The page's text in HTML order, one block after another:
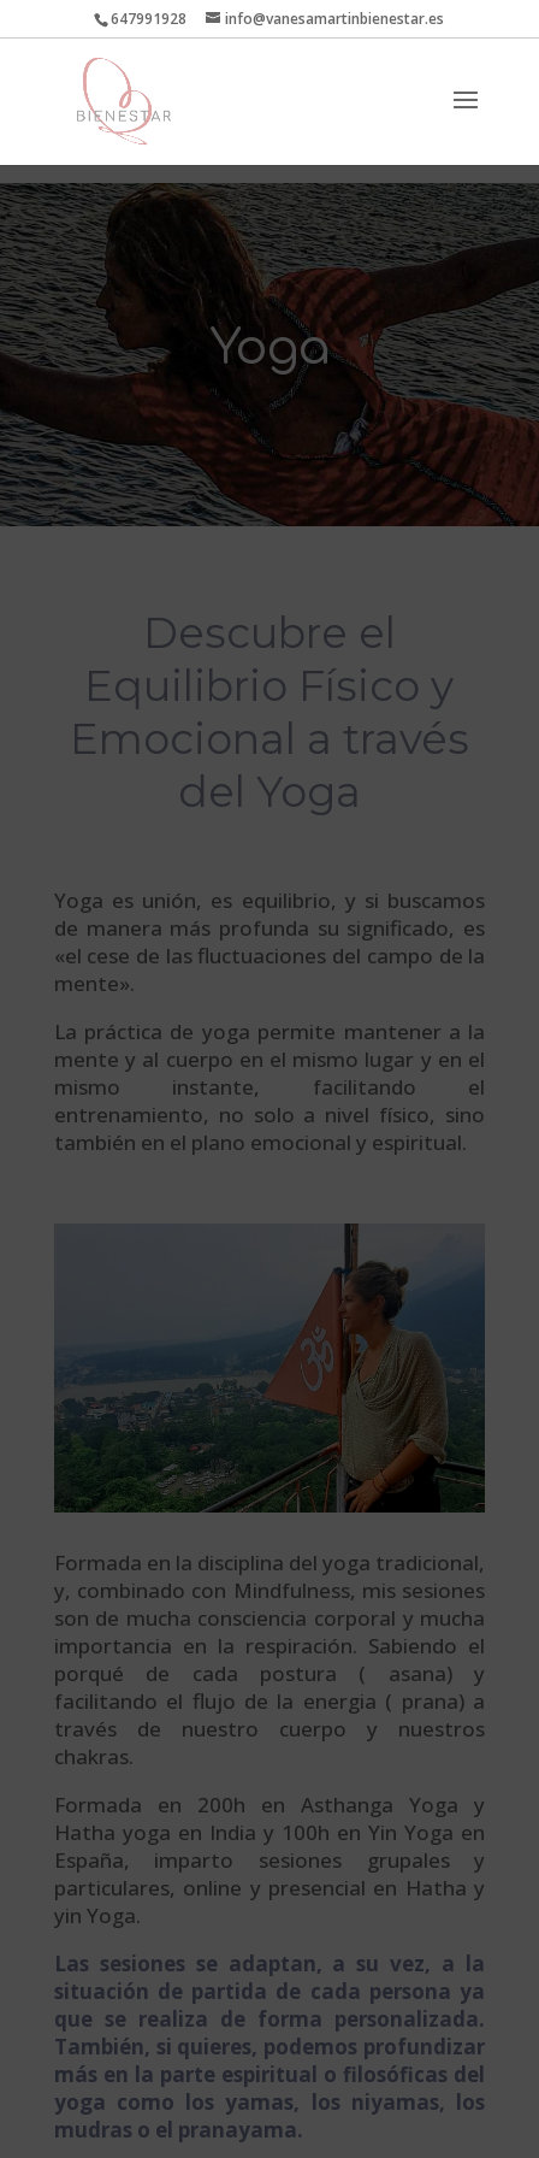
647991928 info@vanesamartinbienestar.es
Yoga
Descubre el
Equilibrio Físico y
Emocional a través
del Yoga
Yoga es unión, es equilibrio, y si buscamos
de manera más profunda su significado, es
«el cese de las fluctuaciones del campo de la
mente».
La práctica de yoga permite mantener a la
mente y al cuerpo en el mismo lugar y en el
mismo instante, facilitando el
entrenamiento, no solo a nivel físico, sino
también en el plano emocional y espiritual.
Formada en la disciplina del yoga tradicional,
y, combinado con Mindfulness, mis sesiones
son de mucha consciencia corporal y mucha
importancia en la respiración. Sabiendo el
porqué de cada postura ( asana) y
facilitando el flujo de la energia ( prana) a
través de nuestro cuerpo y nuestros
chakras.
Formada en 200h en Asthanga Yoga y
Hatha yoga en India y 100h en Yin Yoga en
España, imparto sesiones grupales y
particulares, online y presencial en Hatha y
yin Yoga.
Las sesiones se adaptan, a su vez, a la
situación de partida de cada persona ya
que se realiza de forma personalizada.
También, si quieres, podemos profundizar
más en la parte espiritual o filosóficas del
yoga como los yamas, los niyamas, los
mudras o el pranayama.